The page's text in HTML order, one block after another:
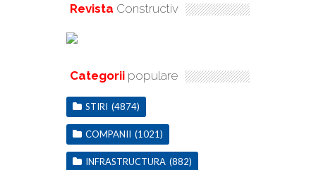
Revista Constructiv
Categorii populare
STIRI (4874)
COMPANII (1021)
INFRASTRUCTURA (882)